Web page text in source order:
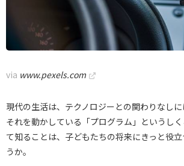
via www.pexels.com
現代の生活は、テクノロジーとの関わりなしに
それを動かしている「プログラム」というし
て知ることは、子どもたちの将来にきっと役
うか。